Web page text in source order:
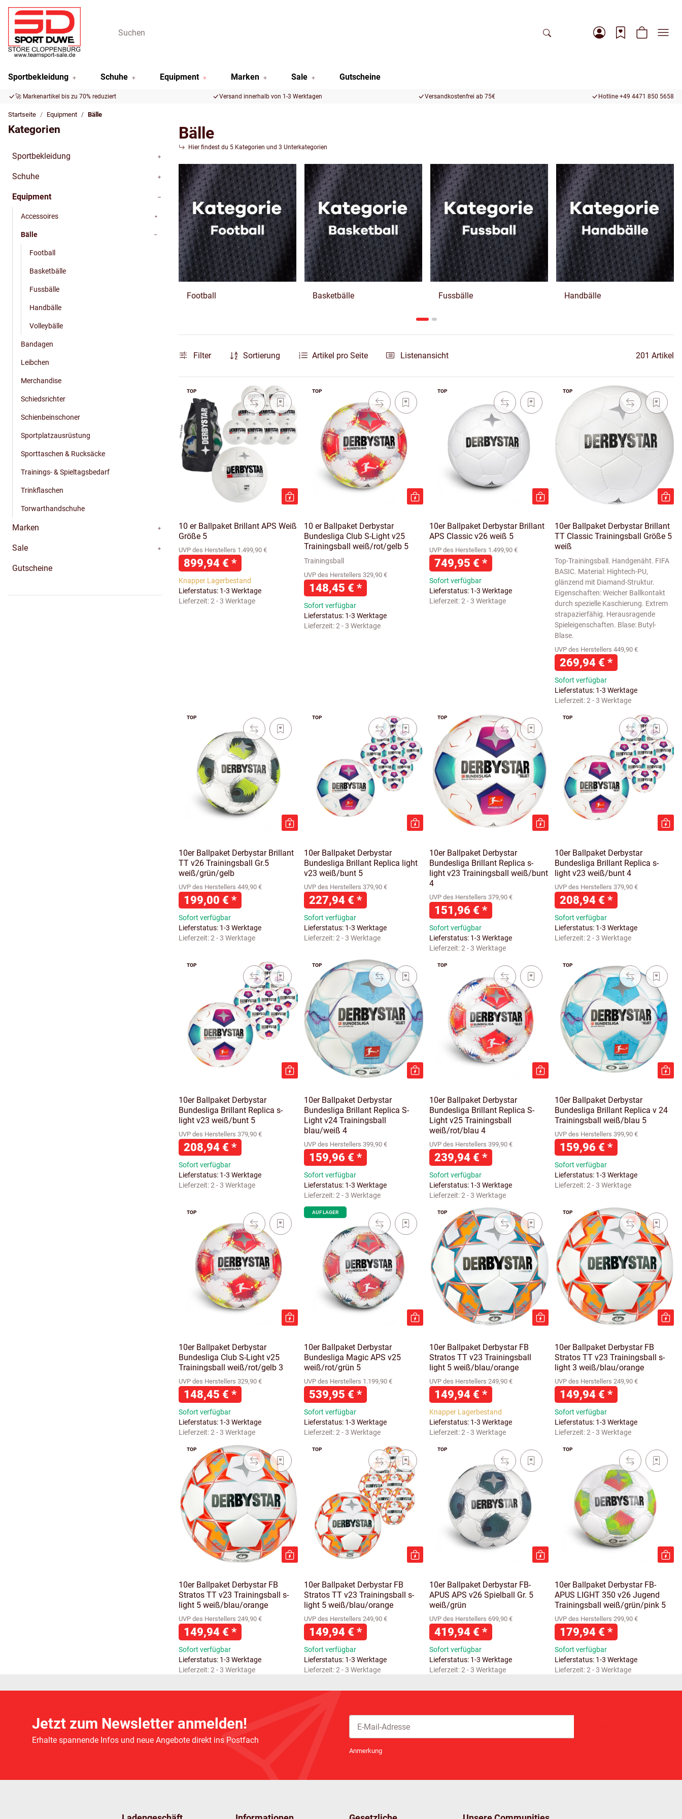
Sportbekleidung Schuhe Equipment Marken Sale Gutscheine
🚀 Markenartikel bis zu 70% reduziert Versand innerhalb von 1-3 Werktagen Versandkostenfrei ab 75€ Hotline +49 4471 850 5658
Startseite Equipment Bälle
Bälle
Hier findest du 5 Kategorien und 3 Unterkategorien
Football Basketbälle Fussbälle Handbälle
Filter Sortierung Artikel pro Seite Listenansicht 201 Artikel
TOP
10 er Ballpaket Brillant APS Weiß
Größe 5
UVP des Herstellers 1.499,90 €
899,94 € *
Knapper Lagerbestand
Lieferstatus: 1-3 Werktage
Lieferzeit:2 - 3 Werktage
TOP
10 er Ballpaket Derbystar
Bundesliga Club S-Light v25
Trainingsball weiß/rot/gelb 5
Trainingsball
UVP des Herstellers 329,90 €
148,45 € *
Sofort verfügbar
Lieferstatus: 1-3 Werktage
Lieferzeit:2 - 3 Werktage
TOP
10er Ballpaket Derbystar Brillant
APS Classic v26 weiß 5
UVP des Herstellers 1.499,90 €
749,95 € *
Sofort verfügbar
Lieferstatus: 1-3 Werktage
Lieferzeit:2 - 3 Werktage
TOP
10er Ballpaket Derbystar Brillant
TT Classic Trainingsball Größe 5
weiß
Top-Trainingsball. Handgenäht. FIFA
BASIC. Material: Hightech-PU,
glänzend mit Diamand-Struktur.
Eigenschaften: Weicher Ballkontakt
durch spezielle Kaschierung. Extrem
strapazierfähig. Herausragende
Spieleigenschaften. Blase: Butyl-
Blase.
UVP des Herstellers 449,90 €
269,94 € *
Sofort verfügbar
Lieferstatus: 1-3 Werktage
Lieferzeit:2 - 3 Werktage
TOP
10er Ballpaket Derbystar Brillant
TT v26 Trainingsball Gr.5
weiß/grün/gelb
UVP des Herstellers 449,90 €
199,00 € *
Sofort verfügbar
Lieferstatus: 1-3 Werktage
Lieferzeit:2 - 3 Werktage
TOP
10er Ballpaket Derbystar
Bundesliga Brillant Replica light
v23 weiß/bunt 5
UVP des Herstellers 379,90 €
227,94 € *
Sofort verfügbar
Lieferstatus: 1-3 Werktage
Lieferzeit:2 - 3 Werktage
TOP
10er Ballpaket Derbystar
Bundesliga Brillant Replica s-
light v23 Trainingsball weiß/bunt
4
UVP des Herstellers 379,90 €
151,96 € *
Sofort verfügbar
Lieferstatus: 1-3 Werktage
Lieferzeit:2 - 3 Werktage
TOP
10er Ballpaket Derbystar
Bundesliga Brillant Replica s-
light v23 weiß/bunt 4
UVP des Herstellers 379,90 €
208,94 € *
Sofort verfügbar
Lieferstatus: 1-3 Werktage
Lieferzeit:2 - 3 Werktage
TOP
10er Ballpaket Derbystar
Bundesliga Brillant Replica s-
light v23 weiß/bunt 5
UVP des Herstellers 379,90 €
208,94 € *
Sofort verfügbar
Lieferstatus: 1-3 Werktage
Lieferzeit:2 - 3 Werktage
TOP
10er Ballpaket Derbystar
Bundesliga Brillant Replica S-
Light v24 Trainingsball
blau/weiß 4
UVP des Herstellers 399,90 €
159,96 € *
Sofort verfügbar
Lieferstatus: 1-3 Werktage
Lieferzeit:2 - 3 Werktage
TOP
10er Ballpaket Derbystar
Bundesliga Brillant Replica S-
Light v25 Trainingsball
weiß/rot/blau 4
UVP des Herstellers 399,90 €
239,94 € *
Sofort verfügbar
Lieferstatus: 1-3 Werktage
Lieferzeit:2 - 3 Werktage
TOP
10er Ballpaket Derbystar
Bundesliga Brillant Replica v 24
Trainingsball weiß/blau 5
UVP des Herstellers 399,90 €
159,96 € *
Sofort verfügbar
Lieferstatus: 1-3 Werktage
Lieferzeit:2 - 3 Werktage
TOP
10er Ballpaket Derbystar
Bundesliga Club S-Light v25
Trainingsball weiß/rot/gelb 3
UVP des Herstellers 329,90 €
148,45 € *
Sofort verfügbar
Lieferstatus: 1-3 Werktage
Lieferzeit:2 - 3 Werktage
AUF LAGER
10er Ballpaket Derbystar
Bundesliga Magic APS v25
weiß/rot/grün 5
UVP des Herstellers 1.199,90 €
539,95 € *
Sofort verfügbar
Lieferstatus: 1-3 Werktage
Lieferzeit:2 - 3 Werktage
TOP
10er Ballpaket Derbystar FB
Stratos TT v23 Trainingsball
light 5 weiß/blau/orange
UVP des Herstellers 249,90 €
149,94 € *
Knapper Lagerbestand
Lieferstatus: 1-3 Werktage
Lieferzeit:2 - 3 Werktage
TOP
10er Ballpaket Derbystar FB
Stratos TT v23 Trainingsball s-
light 3 weiß/blau/orange
UVP des Herstellers 249,90 €
149,94 € *
Sofort verfügbar
Lieferstatus: 1-3 Werktage
Lieferzeit:2 - 3 Werktage
TOP
10er Ballpaket Derbystar FB
Stratos TT v23 Trainingsball s-
light 5 weiß/blau/orange
UVP des Herstellers 249,90 €
149,94 € *
Sofort verfügbar
Lieferstatus: 1-3 Werktage
Lieferzeit:2 - 3 Werktage
TOP
10er Ballpaket Derbystar FB
Stratos TT v23 Trainingsball s-
light 5 weiß/blau/orange
UVP des Herstellers 249,90 €
149,94 € *
Sofort verfügbar
Lieferstatus: 1-3 Werktage
Lieferzeit:2 - 3 Werktage
TOP
10er Ballpaket Derbystar FB-
APUS APS v26 Spielball Gr. 5
weiß/grün
UVP des Herstellers 699,90 €
419,94 € *
Sofort verfügbar
Lieferstatus: 1-3 Werktage
Lieferzeit:2 - 3 Werktage
TOP
10er Ballpaket Derbystar FB-
APUS LIGHT 350 v26 Jugend
Trainingsball weiß/grün/pink 5
UVP des Herstellers 299,90 €
179,94 € *
Sofort verfügbar
Lieferstatus: 1-3 Werktage
Lieferzeit:2 - 3 Werktage
Kategorien
Sportbekleidung
Schuhe
Equipment
Accessoires
Bälle
Football
Basketbälle
Fussbälle
Handbälle
Volleybälle
Bandagen
Leibchen
Merchandise
Schiedsrichter
Schienbeinschoner
Sportplatzausrüstung
Sporttaschen & Rucksäcke
Trainings- & Spieltagsbedarf
Trinkflaschen
Torwarthandschuhe
Marken
Sale
Gutscheine
Jetzt zum Newsletter anmelden!
Erhalte spannende Infos und neue Angebote direkt ins Postfach
Anmerkung